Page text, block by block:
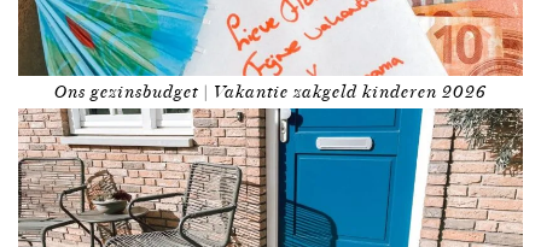
Ons gezinsbudget | Vakantie zakgeld kinderen 2026